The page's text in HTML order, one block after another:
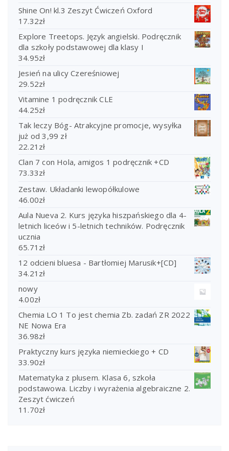
Shine On! kl.3 Zeszyt Ćwiczeń Oxford
17.32zł
Explore Treetops. Język angielski. Podręcznik
dla szkoły podstawowej dla klasy I
34.95zł
Jesień na ulicy Czereśniowej
29.52zł
Vitamine 1 podręcznik CLE
44.25zł
Tak leczy Bóg- Atrakcyjne promocje, wysyłka
już od 3,99 zł
22.21 zł
Clan 7 con Hola, amigos 1 podręcznik +CD
73.33zł
Zestaw. Układanki lewopółkulowe
46.00zł
Aula Nueva 2. Kurs języka hiszpańskiego dla 4-
letnich liceów i 5-letnich techników. Podręcznik
ucznia
65.71 zł
12 odcieni bluesa - Bartłomiej Marusik+[CD]
34.21 zł
nowy
4.00zł
Chemia LO 1 To jest chemia Zb. zadań ZR 2022
NE Nowa Era
36.98zł
Praktyczny kurs języka niemieckiego + CD
33.90zł
Matematyka z plusem. Klasa 6, szkoła
podstawowa. Liczby i wyrażenia algebraiczne 2.
Zeszyt ćwiczeń
11.70zł